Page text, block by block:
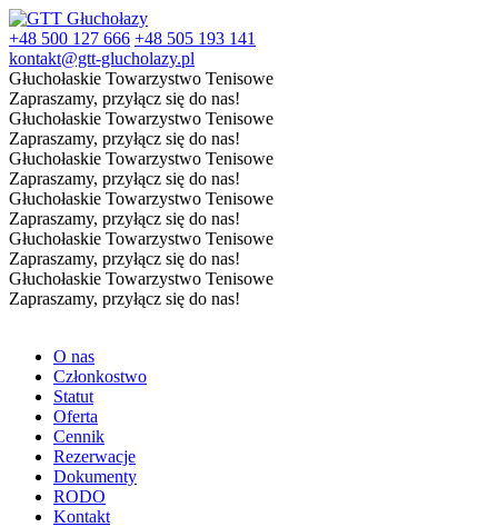
+48 500 127 666 +48 505 193 141
kontakt@gtt-glucholazy.pl
Głuchołaskie Towarzystwo Tenisowe
Zapraszamy, przyłącz się do nas!
Głuchołaskie Towarzystwo Tenisowe
Zapraszamy, przyłącz się do nas!
Głuchołaskie Towarzystwo Tenisowe
Zapraszamy, przyłącz się do nas!
Głuchołaskie Towarzystwo Tenisowe
Zapraszamy, przyłącz się do nas!
Głuchołaskie Towarzystwo Tenisowe
Zapraszamy, przyłącz się do nas!
Głuchołaskie Towarzystwo Tenisowe
Zapraszamy, przyłącz się do nas!
O nas
Członkostwo
Statut
Oferta
Cennik
Rezerwacje
Dokumenty
RODO
Kontakt